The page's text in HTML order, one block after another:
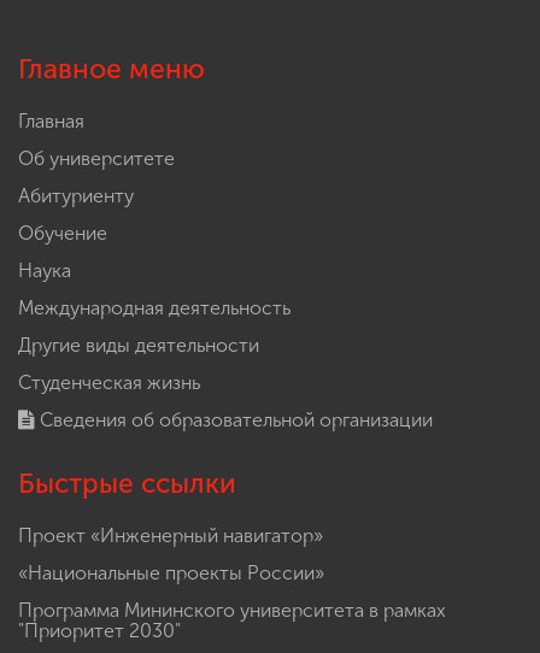
Главное меню
Главная
Об университете
Абитуриенту
Обучение
Наука
Международная деятельность
Другие виды деятельности
Студенческая жизнь
Сведения об образовательной организации
Быстрые ссылки
Проект «Инженерный навигатор»
«Национальные проекты России»
Программа Мининского университета в рамках
"Приоритет 2030"